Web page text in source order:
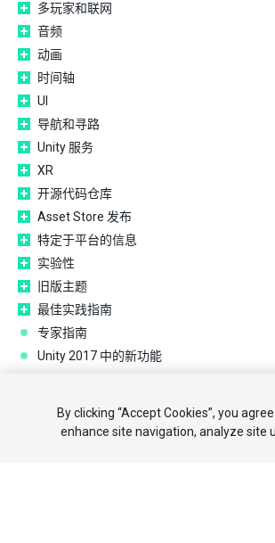
多玩家和联网
音频
动画
时间轴
UI
导航和寻路
Unity 服务
XR
开源代码仓库
Asset Store 发布
特定于平台的信息
实验性
旧版主题
最佳实践指南
专家指南
Unity 2017 中的新功能
By clicking “Accept Cookies”, you
enhance site navigation, analyze site